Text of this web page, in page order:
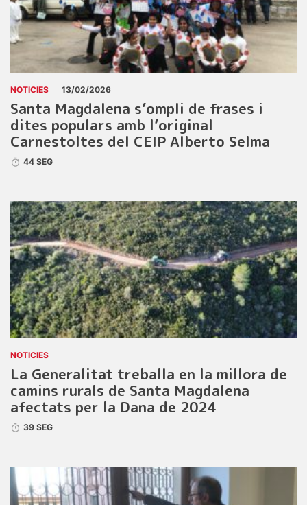
NOTICIES 13/02/2026
Santa Magdalena s’ompli de frases i
dites populars amb l’original
Carnestoltes del CEIP Alberto Selma
44 SEG
NOTICIES
La Generalitat treballa en la millora de
camins rurals de Santa Magdalena
afectats per la Dana de 2024
39 SEG